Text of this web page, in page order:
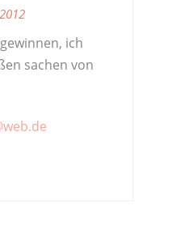
ich
sachen von